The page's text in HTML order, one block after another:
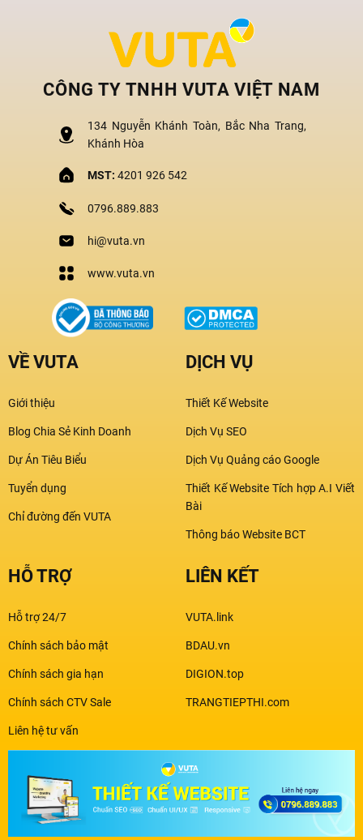
CÔNG TY TNHH VUTA VIỆT NAM
134 Nguyễn Khánh Toàn, Bắc Nha Trang,
Khánh Hòa
MST: 4201 926 542
0796.889.883
hi@vuta.vn
www.vuta.vn
VỀ VUTA
Giới thiệu
Blog Chia Sẻ Kinh Doanh
Dự Án Tiêu Biểu
Tuyển dụng
Chỉ đường đến VUTA
DỊCH VỤ
Thiết Kế Website
Dịch Vụ SEO
Dịch Vụ Quảng cáo Google
Thiết Kế Website Tích hợp A.I Viết
Bài
Thông báo Website BCT
HỖ TRỢ
Hỗ trợ 24/7
Chính sách bảo mật
Chính sách gia hạn
Chính sách CTV Sale
Liên hệ tư vấn
LIÊN KẾT
VUTA.link
BDAU.vn
DIGION.top
TRANGTIEPTHI.com